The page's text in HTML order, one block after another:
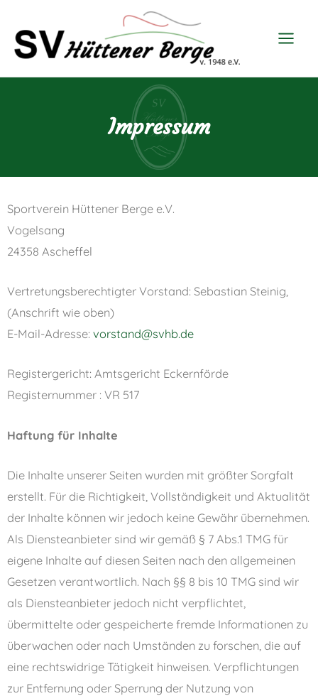
Impressum
Sportverein Hüttener Berge e.V.
Vogelsang
24358 Ascheffel
Vertretungsberechtigter Vorstand: Sebastian Steinig,
(Anschrift wie oben)
E-Mail-Adresse: vorstand@svhb.de
Registergericht: Amtsgericht Eckernförde
Registernummer : VR 517
Haftung für Inhalte
Die Inhalte unserer Seiten wurden mit größter Sorgfalt
erstellt. Für die Richtigkeit, Vollständigkeit und Aktualität
der Inhalte können wir jedoch keine Gewähr übernehmen.
Als Diensteanbieter sind wir gemäß § 7 Abs.1 TMG für
eigene Inhalte auf diesen Seiten nach den allgemeinen
Gesetzen verantwortlich. Nach §§ 8 bis 10 TMG sind wir
als Diensteanbieter jedoch nicht verpflichtet,
übermittelte oder gespeicherte fremde Informationen zu
überwachen oder nach Umständen zu forschen, die auf
eine rechtswidrige Tätigkeit hinweisen. Verpflichtungen
zur Entfernung oder Sperrung der Nutzung von